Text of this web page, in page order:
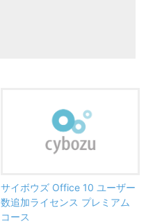
サイボウズ Office 10 ユーザー
数追加ライセンス プレミアム
コース